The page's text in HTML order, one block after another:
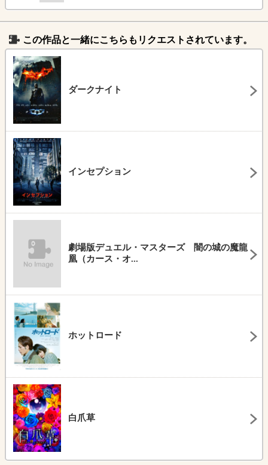
この作品と一緒にこちらもリクエストされています。
ダークナイト
インセプション
劇場版デュエル・マスターズ 闇の城の魔龍
凰（カース・オ...
ホットロード
白爪草